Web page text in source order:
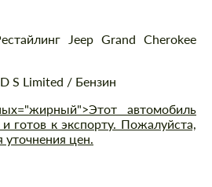
Jeep Grand Cherokee
S Limited / Бензин
автомобиль
готов к экспорту. Пожалуйста,
уточнения цен.